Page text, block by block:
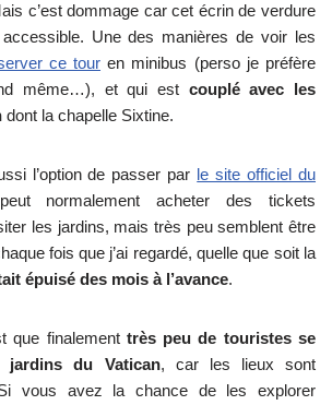
c’est dommage car cet écrin de verdure
Une des manières de voir les
ce tour en minibus (perso je préfère
même…), et qui estcouplé avec les
dont la chapelle Sixtine.
l’option de passer par le site officiel du
normalement acheter des tickets
les jardins, mais très peu semblent être
fois que j’ai regardé, quelle que soit la
épuisé des mois à l’avance.
que finalement très peu de touristes se
jardins du Vatican, car les lieux sont
vous avez la chance de les explorer